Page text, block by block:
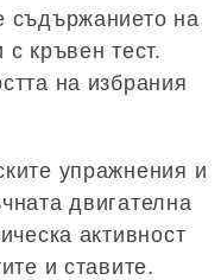
съдържанието на
кръвен тест.
на избрания
упражнения и
двигателна
активност
и ставите.